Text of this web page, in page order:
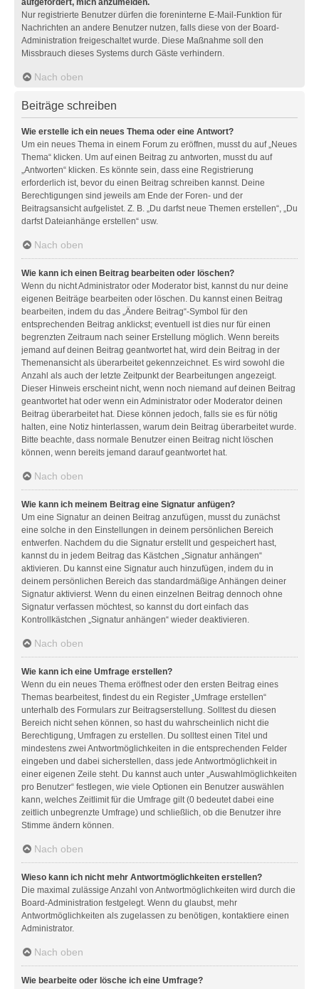
Nur registrierte Benutzer dürfen die foreninterne E-Mail-Funktion für
Nachrichten an andere Benutzer nutzen, falls diese von der Board-
Administration freigeschaltet wurde. Diese Maßnahme soll den
Missbrauch dieses Systems durch Gäste verhindern.
Nach oben
Beiträge schreiben
Wie erstelle ich ein neues Thema oder eine Antwort?
Um ein neues Thema in einem Forum zu eröffnen, musst du auf „Neues
Thema“ klicken. Um auf einen Beitrag zu antworten, musst du auf
„Antworten“ klicken. Es könnte sein, dass eine Registrierung
erforderlich ist, bevor du einen Beitrag schreiben kannst. Deine
Berechtigungen sind jeweils am Ende der Foren- und der
Beitragsansicht aufgelistet. Z. B. „Du darfst neue Themen erstellen“, „Du
darfst Dateianhänge erstellen“ usw.
Nach oben
Wie kann ich einen Beitrag bearbeiten oder löschen?
Wenn du nicht Administrator oder Moderator bist, kannst du nur deine
eigenen Beiträge bearbeiten oder löschen. Du kannst einen Beitrag
bearbeiten, indem du das „Ändere Beitrag“-Symbol für den
entsprechenden Beitrag anklickst; eventuell ist dies nur für einen
begrenzten Zeitraum nach seiner Erstellung möglich. Wenn bereits
jemand auf deinen Beitrag geantwortet hat, wird dein Beitrag in der
Themenansicht als überarbeitet gekennzeichnet. Es wird sowohl die
Anzahl als auch der letzte Zeitpunkt der Bearbeitungen angezeigt.
Dieser Hinweis erscheint nicht, wenn noch niemand auf deinen Beitrag
geantwortet hat oder wenn ein Administrator oder Moderator deinen
Beitrag überarbeitet hat. Diese können jedoch, falls sie es für nötig
halten, eine Notiz hinterlassen, warum dein Beitrag überarbeitet wurde.
Bitte beachte, dass normale Benutzer einen Beitrag nicht löschen
können, wenn bereits jemand darauf geantwortet hat.
Nach oben
Wie kann ich meinem Beitrag eine Signatur anfügen?
Um eine Signatur an deinen Beitrag anzufügen, musst du zunächst
eine solche in den Einstellungen in deinem persönlichen Bereich
entwerfen. Nachdem du die Signatur erstellt und gespeichert hast,
kannst du in jedem Beitrag das Kästchen „Signatur anhängen“
aktivieren. Du kannst eine Signatur auch hinzufügen, indem du in
deinem persönlichen Bereich das standardmäßige Anhängen deiner
Signatur aktivierst. Wenn du einen einzelnen Beitrag dennoch ohne
Signatur verfassen möchtest, so kannst du dort einfach das
Kontrollkästchen „Signatur anhängen“ wieder deaktivieren.
Nach oben
Wie kann ich eine Umfrage erstellen?
Wenn du ein neues Thema eröffnest oder den ersten Beitrag eines
Themas bearbeitest, findest du ein Register „Umfrage erstellen“
unterhalb des Formulars zur Beitragserstellung. Solltest du diesen
Bereich nicht sehen können, so hast du wahrscheinlich nicht die
Berechtigung, Umfragen zu erstellen. Du solltest einen Titel und
mindestens zwei Antwortmöglichkeiten in die entsprechenden Felder
eingeben und dabei sicherstellen, dass jede Antwortmöglichkeit in
einer eigenen Zeile steht. Du kannst auch unter „Auswahlmöglichkeiten
pro Benutzer“ festlegen, wie viele Optionen ein Benutzer auswählen
kann, welches Zeitlimit für die Umfrage gilt (0 bedeutet dabei eine
zeitlich unbegrenzte Umfrage) und schließlich, ob die Benutzer ihre
Stimme ändern können.
Nach oben
Wieso kann ich nicht mehr Antwortmöglichkeiten erstellen?
Die maximal zulässige Anzahl von Antwortmöglichkeiten wird durch die
Board-Administration festgelegt. Wenn du glaubst, mehr
Antwortmöglichkeiten als zugelassen zu benötigen, kontaktiere einen
Administrator.
Nach oben
Wie bearbeite oder lösche ich eine Umfrage?